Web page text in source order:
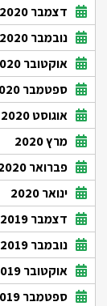
דצמבר 2020
נובמבר 2020
אוקטובר 2020
ספטמבר 2020
אוגוסט 2020
מרץ 2020
פברואר 2020
ינואר 2020
דצמבר 2019
נובמבר 2019
אוקטובר 2019
ספטמבר 2019